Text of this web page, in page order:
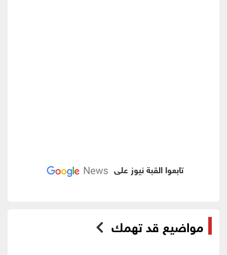
تابعوا القبة نيوز على
مواضيع قد تهمك